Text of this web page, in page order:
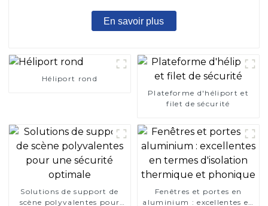
En savoir plus
Héliport rond
Plateforme d'héliport et
filet de sécurité
Solutions de support de
scène polyvalentes pour
Fenêtres et portes en
aluminium : excellentes en